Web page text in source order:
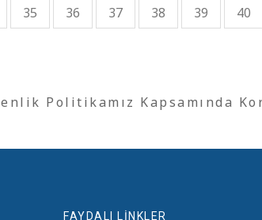
35 36 37 38 39 40
Politikamız Kapsamında
FAYDALI LİNKLER